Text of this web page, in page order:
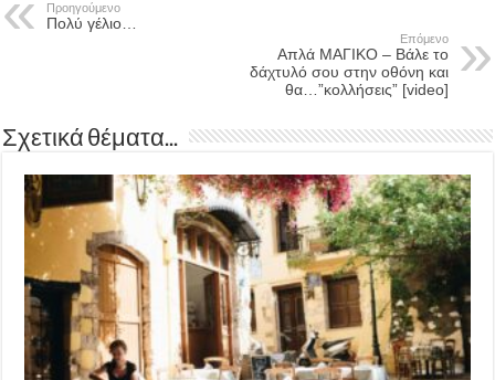
Προηγούμενο
Πολύ γέλιο…
Επόμενο
Απλά ΜΑΓΙΚΟ – Βάλε το
δάχτυλό σου στην οθόνη και
θα…”κολλήσεις” [video]
Σχετικά θέματα...